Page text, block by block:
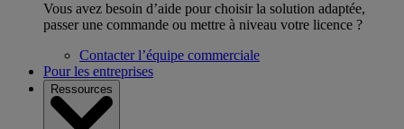
Vous avez besoin d’aide pour choisir la solution adaptée,
passer une commande ou mettre à niveau votre licence ?
Contacter l’équipe commerciale
Pour les entreprises
Ressources